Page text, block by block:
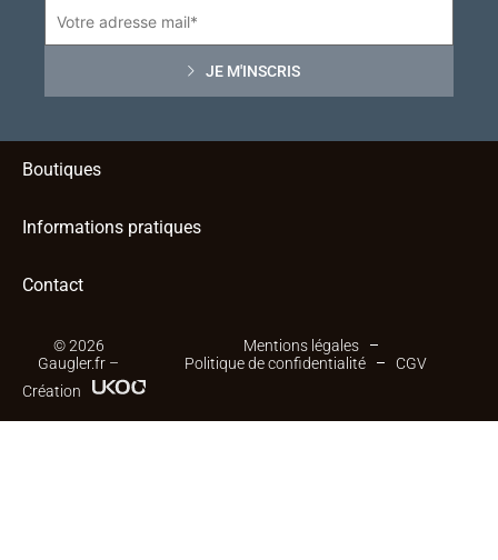
Boutiques
Informations pratiques
Contact
© 2026
Gaugler.fr –
Mentions légales
Politique de confidentialité
CGV
Création